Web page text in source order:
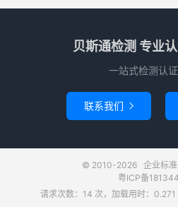
贝斯通检测 专业
一站式检测认证
联系我们 
© 2010-2026 企业标
粤ICP备
请求次数：14 次，加载用时：